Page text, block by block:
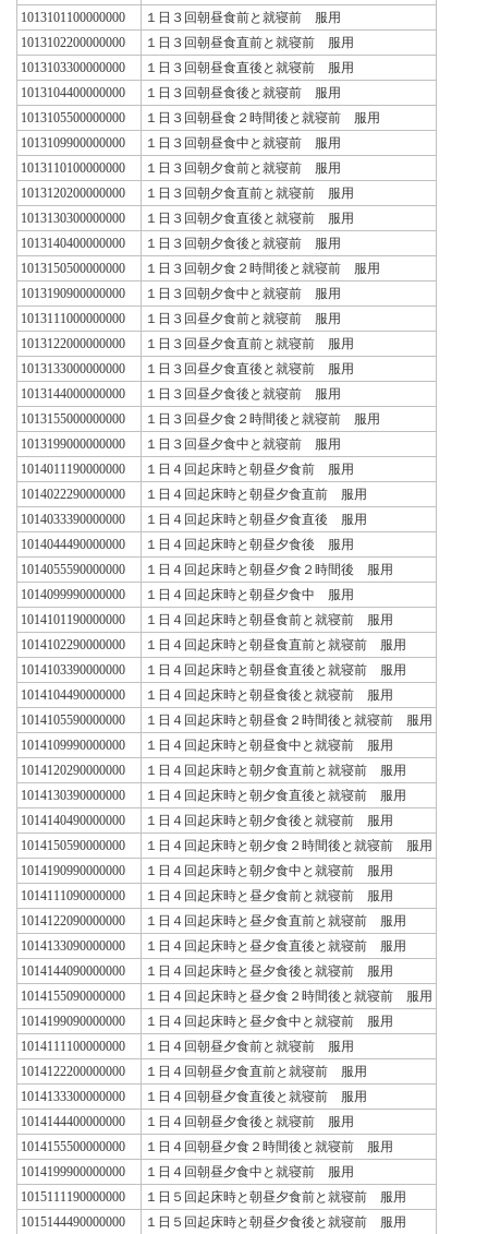
1013101100000000
１日３回朝昼食前と就寝前 服用
1013102200000000
１日３回朝昼食直前と就寝前 服用
1013103300000000
１日３回朝昼食直後と就寝前 服用
1013104400000000
１日３回朝昼食後と就寝前 服用
1013105500000000
１日３回朝昼食２時間後と就寝前 服用
1013109900000000
１日３回朝昼食中と就寝前 服用
1013110100000000
１日３回朝夕食前と就寝前 服用
1013120200000000
１日３回朝夕食直前と就寝前 服用
1013130300000000
１日３回朝夕食直後と就寝前 服用
1013140400000000
１日３回朝夕食後と就寝前 服用
1013150500000000
１日３回朝夕食２時間後と就寝前 服用
1013190900000000
１日３回朝夕食中と就寝前 服用
1013111000000000
１日３回昼夕食前と就寝前 服用
1013122000000000
１日３回昼夕食直前と就寝前 服用
1013133000000000
１日３回昼夕食直後と就寝前 服用
1013144000000000
１日３回昼夕食後と就寝前 服用
1013155000000000
１日３回昼夕食２時間後と就寝前 服用
1013199000000000
１日３回昼夕食中と就寝前 服用
1014011190000000
１日４回起床時と朝昼夕食前 服用
1014022290000000
１日４回起床時と朝昼夕食直前 服用
1014033390000000
１日４回起床時と朝昼夕食直後 服用
1014044490000000
１日４回起床時と朝昼夕食後 服用
1014055590000000
１日４回起床時と朝昼夕食２時間後 服用
1014099990000000
１日４回起床時と朝昼夕食中 服用
1014101190000000
１日４回起床時と朝昼食前と就寝前 服用
1014102290000000
１日４回起床時と朝昼食直前と就寝前 服用
1014103390000000
１日４回起床時と朝昼食直後と就寝前 服用
1014104490000000
１日４回起床時と朝昼食後と就寝前 服用
1014105590000000
１日４回起床時と朝昼食２時間後と就寝前 服用
1014109990000000
１日４回起床時と朝昼食中と就寝前 服用
1014120290000000
１日４回起床時と朝夕食直前と就寝前 服用
1014130390000000
１日４回起床時と朝夕食直後と就寝前 服用
1014140490000000
１日４回起床時と朝夕食後と就寝前 服用
1014150590000000
１日４回起床時と朝夕食２時間後と就寝前 服用
1014190990000000
１日４回起床時と朝夕食中と就寝前 服用
1014111090000000
１日４回起床時と昼夕食前と就寝前 服用
1014122090000000
１日４回起床時と昼夕食直前と就寝前 服用
1014133090000000
１日４回起床時と昼夕食直後と就寝前 服用
1014144090000000
１日４回起床時と昼夕食後と就寝前 服用
1014155090000000
１日４回起床時と昼夕食２時間後と就寝前 服用
1014199090000000
１日４回起床時と昼夕食中と就寝前 服用
1014111100000000
１日４回朝昼夕食前と就寝前 服用
1014122200000000
１日４回朝昼夕食直前と就寝前 服用
1014133300000000
１日４回朝昼夕食直後と就寝前 服用
1014144400000000
１日４回朝昼夕食後と就寝前 服用
1014155500000000
１日４回朝昼夕食２時間後と就寝前 服用
1014199900000000
１日４回朝昼夕食中と就寝前 服用
1015111190000000
１日５回起床時と朝昼夕食前と就寝前 服用
1015144490000000
１日５回起床時と朝昼夕食後と就寝前 服用